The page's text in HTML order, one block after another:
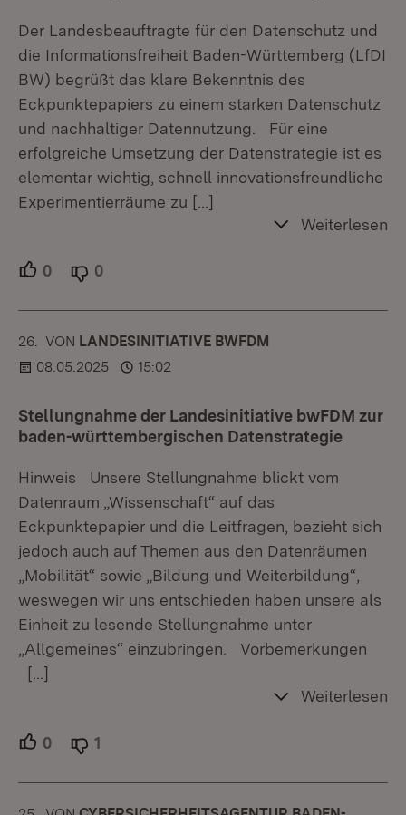
Der Landesbeauftragte für den Datenschutz und
die Informationsfreiheit Baden-Württemberg (LfDI
BW) begrüßt das klare Bekenntnis des
Eckpunktepapiers zu einem starken Datenschutz
und nachhaltiger Datennutzung. Für eine
erfolgreiche Umsetzung der Datenstrategie ist es
elementar wichtig, schnell innovationsfreundliche
Experimentierräume zu […]
Weiterlesen
0 Unterstützer.
0
26. KOMMENTAR
VON :LANDESINITIATIVE BWFDM
08.05.2025
15:02
Stellungnahme der Landesinitiative bwFDM zur
baden-württembergischen Datenstrategie
Hinweis Unsere Stellungnahme blickt vom
Datenraum „Wissenschaft“ auf das
Eckpunktepapier und die Leitfragen, bezieht sich
jedoch auch auf Themen aus den Datenräumen
„Mobilität“ sowie „Bildung und Weiterbildung“,
weswegen wir uns entschieden haben unsere als
Einheit zu lesende Stellungnahme unter
„Allgemeines“ einzubringen. Vorbemerkungen
[…]
Weiterlesen
0 Unterstützer.
1